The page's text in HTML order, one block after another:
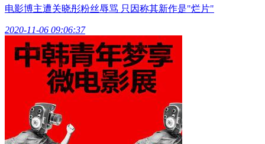
电影博主遭关晓彤粉丝辱骂 只因称其新作是"烂片"
2020-11-06 09:06:37